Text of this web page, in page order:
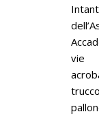
vie